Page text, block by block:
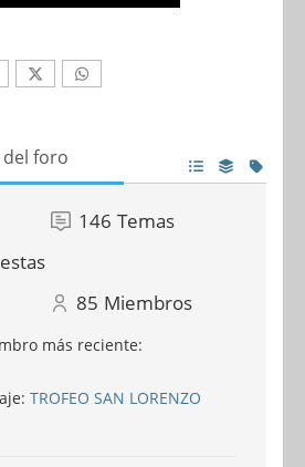
foro
146 Temas
85 Miembros
más reciente:
TROFEO SAN LORENZO